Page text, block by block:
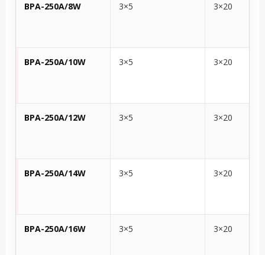
BPA-250A/8W 3×5 3×20
BPA-250A/10W 3×5 3×20
BPA-250A/12W 3×5 3×20
BPA-250A/14W 3×5 3×20
BPA-250A/16W 3×5 3×20